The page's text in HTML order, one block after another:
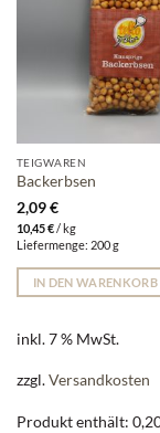
TEIGWAREN
Backerbsen
2,09€
10,45€/kg
Liefermenge: 200 g
IN DEN WARENKORB
inkl. 7 % MwSt.
zzgl.Versandkosten
Produkt enthält: